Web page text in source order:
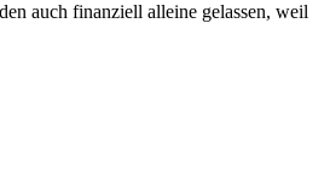
auch finanziell alleine gelassen, weil